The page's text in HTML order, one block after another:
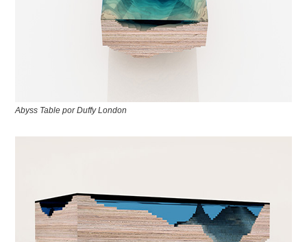
Abyss Table por Duffy London